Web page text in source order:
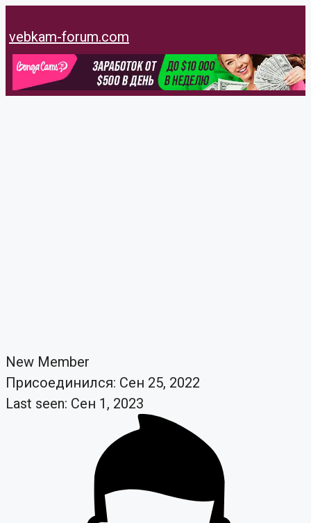
к
содержимому
vebkam-forum.com
New Member
Присоединился: Сен 25, 2022
Last seen: Сен 1, 2023